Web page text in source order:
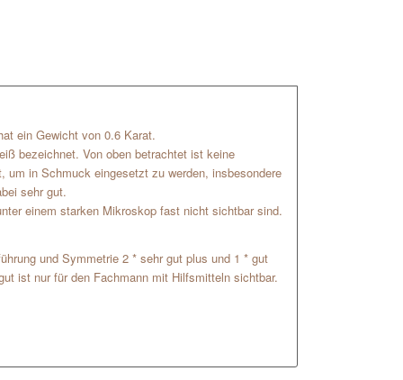
ein Gewicht von 0.6 Karat.
bezeichnet. Von oben betrachtet ist keine
um in Schmuck eingesetzt zu werden, insbesondere
sehr gut.
einem starken Mikroskop fast nicht sichtbar sind.
und Symmetrie 2 * sehr gut plus und 1 * gut
ist nur für den Fachmann mit Hilfsmitteln sichtbar.